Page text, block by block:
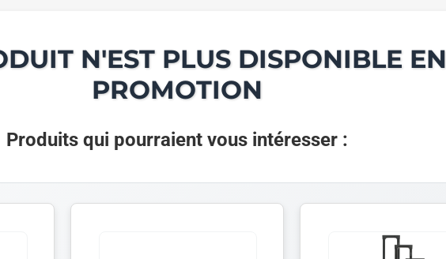
N'EST PLUS DISPONIBLE EN
PROMOTION
Produits qui pourraient vous intéresser :